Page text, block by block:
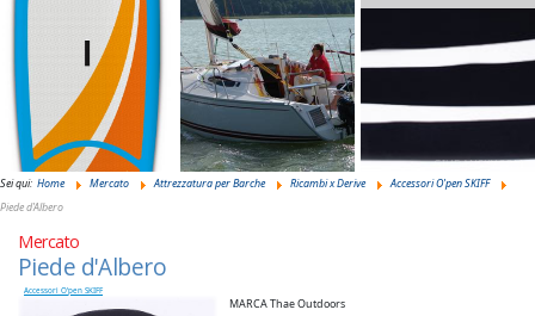
GIUDANSKY.COM
Sei qui: Home Mercato Attrezzatura per Barche Ricambi x Derive
Accessori O'pen SKIFF
Piede d'Albero
Mercato
Piede d'Albero
Accessori O'pen SKIFF
MARCA Thae Outdoors